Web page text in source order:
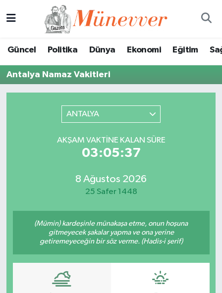
Güncel Politika Dünya Ekonomi Eğitim
Antalya Namaz Vakitleri
ANTALYA
AKŞAM VAKTINE KALAN SÜRE
03:05:37
8 Ağustos 2026
25 Safer 1448
(Mümin) kardeşinle münakaşa etme, onun hoşuna
gitmeyecek şakalar yapma ve ona yerine
getiremeyeceğin bir söz verme. (Hadis-i şerif)
Süper Lig Puan Durumu ve Fikstür
Tüm Manşetler